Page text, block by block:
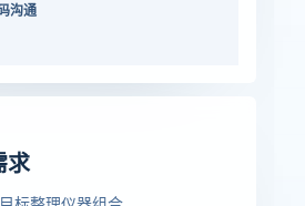
沟通
求